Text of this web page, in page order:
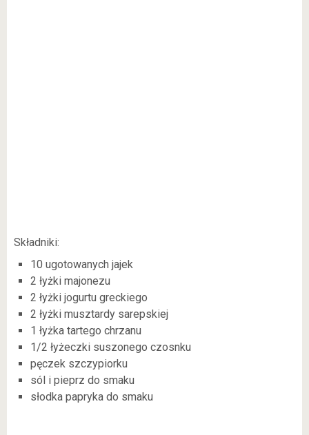
Składniki:
10 ugotowanych jajek
2 łyżki majonezu
2 łyżki jogurtu greckiego
2 łyżki musztardy sarepskiej
1 łyżka tartego chrzanu
1/2 łyżeczki suszonego czosnku
pęczek szczypiorku
sól i pieprz do smaku
słodka papryka do smaku